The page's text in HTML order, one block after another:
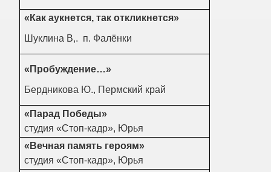
«Как аукнется, так откликнется»
Шуклина В,. п. Фалёнки
«Пробуждение…»
Бердникова Ю., Пермский край
«Парад Победы»
студия «Стоп-кадр», Юрья
«Вечная память героям»
студия «Стоп-кадр», Юрья